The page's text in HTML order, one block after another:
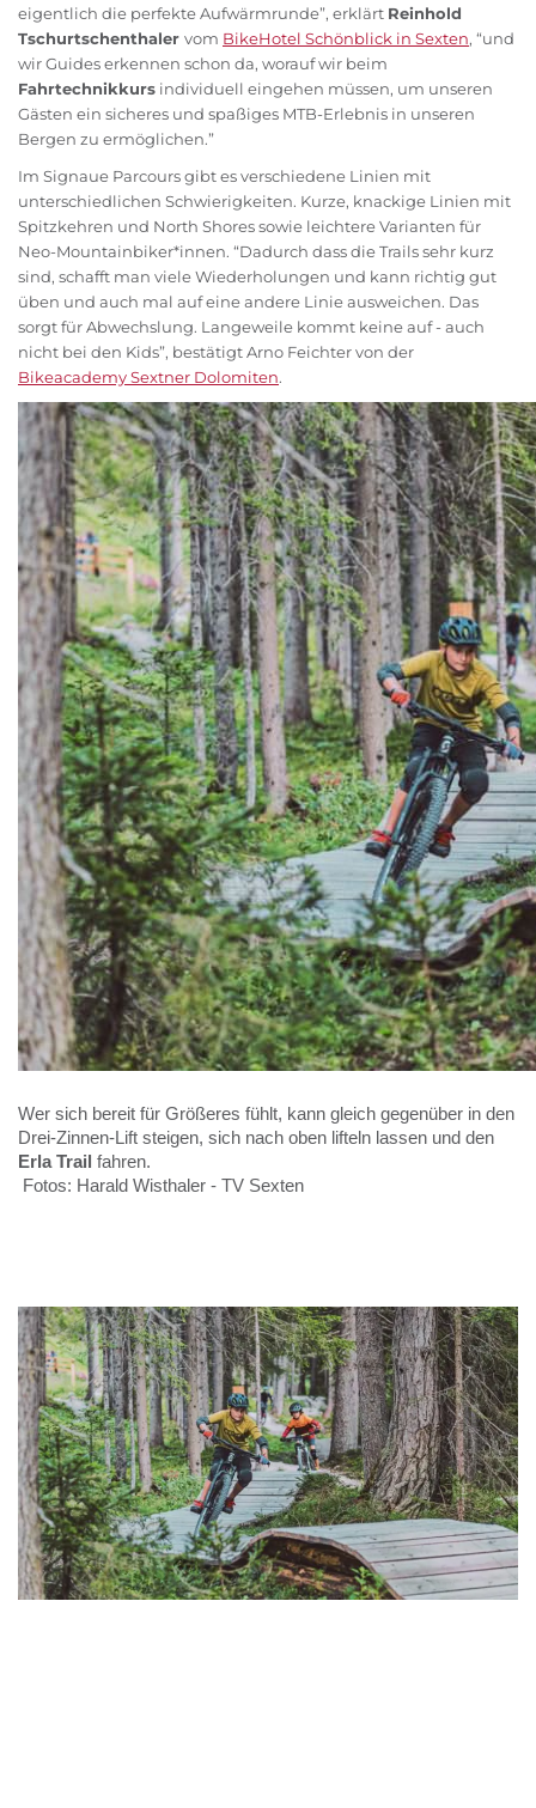
eigentlich die perfekte Aufwärmrunde”, erklärt Reinhold
Tschurtschenthaler vom BikeHotel Schönblick in Sexten, “und
wir Guides erkennen schon da, worauf wir beim
Fahrtechnikkurs individuell eingehen müssen, um unseren
Gästen ein sicheres und spaßiges MTB-Erlebnis in unseren
Bergen zu ermöglichen.”
Im Signaue Parcours gibt es verschiedene Linien mit
unterschiedlichen Schwierigkeiten. Kurze, knackige Linien mit
Spitzkehren und North Shores sowie leichtere Varianten für
Neo-Mountainbiker*innen. “Dadurch dass die Trails sehr kurz
sind, schafft man viele Wiederholungen und kann richtig gut
üben und auch mal auf eine andere Linie ausweichen. Das
sorgt für Abwechslung. Langeweile kommt keine auf - auch
nicht bei den Kids”, bestätigt Arno Feichter von der
Bikeacademy Sextner Dolomiten.
Wer sich bereit für Größeres fühlt, kann gleich gegenüber in den
Erla Trail fahren.
Fotos: Harald Wisthaler - TV Sexten